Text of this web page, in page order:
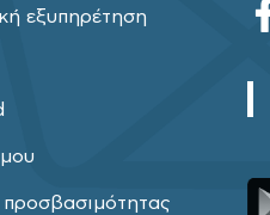
εξυπηρέτηση